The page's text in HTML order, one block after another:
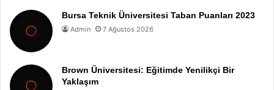
Bursa Teknik Üniversitesi Taban Puanları 2023
Admin 7 Ağustos 2026
Brown Üniversitesi: Eğitimde Yenilikçi Bir
Yaklaşım